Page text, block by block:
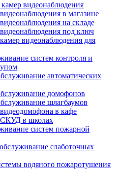
видеонаблюдения
в магазине
на складе
под ключ
видеонаблюдения для
систем контроля и
автоматических
домофонов
шлагбаумов
в кафе
СКУД в школах
систем пожарной
слаботочных
водяного пожаротушения